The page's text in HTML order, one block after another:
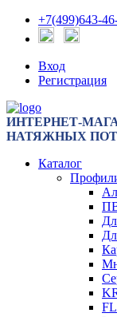
+7(499)643-
Вход
Регистрация
ИНТЕРНЕТ-
НАТЯЖНЫХ
Каталог